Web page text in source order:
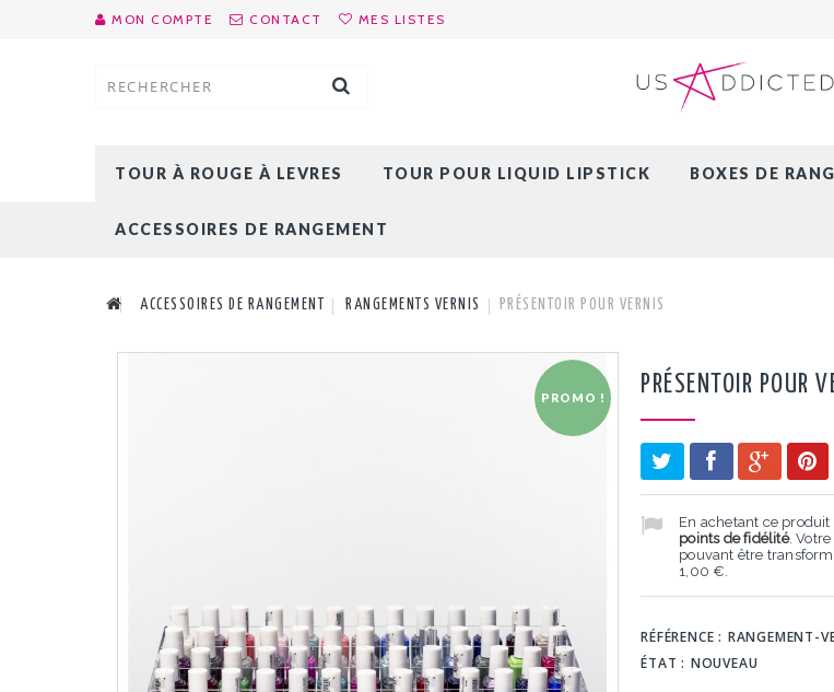
MON COMPTE CONTACT MES LISTES
TOUR À ROUGE À LEVRES TOUR POUR LIQUID LIPSTICK BOXES DE
ACCESSOIRES DE RANGEMENT
ACCESSOIRES DE RANGEMENT RANGEMENTS VERNIS PRÉSENTOIR POUR VERNIS
PROMO ! PRÉSENTOIR POUR
En achetant ce
points de fidélité.
pouvant être
1,00 €
RÉFÉRENCE : RANGEMENT-
ÉTAT : NOUVEAU